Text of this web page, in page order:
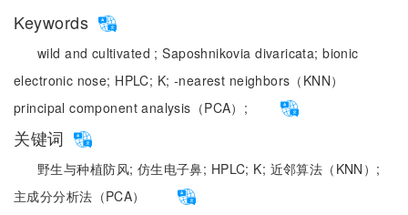
Keywords
wild and cultivated ;Saposhnikovia divaricata;bionic
electronic nose; HPLC; K; -nearest neighbors（KNN）
principal component analysis（PCA）;
关键词
野生与种植防风; 仿生电子鼻; HPLC; K; 近邻算法（KNN）;
主成分分析法（PCA）